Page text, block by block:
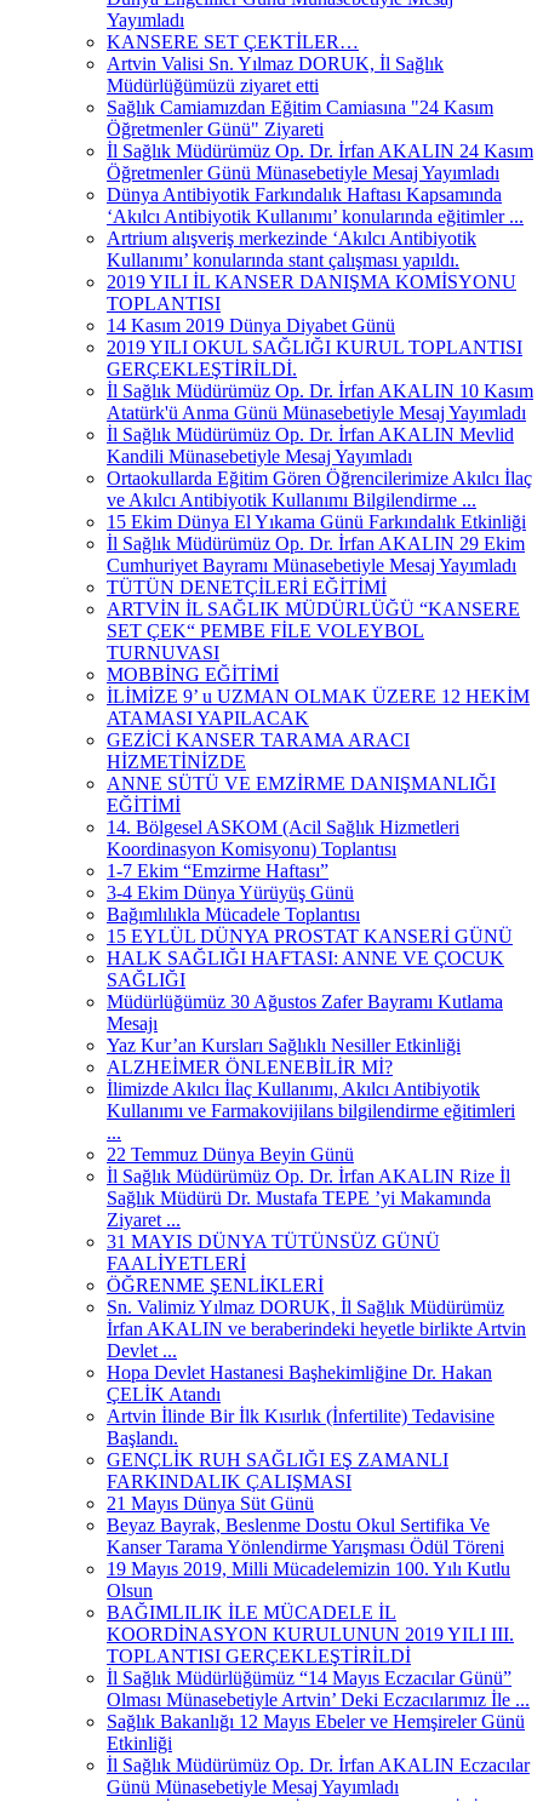
Yayımladı
KANSERE SET ÇEKTİLER…
Artvin Valisi Sn. Yılmaz DORUK, İl Sağlık
Müdürlüğümüzü ziyaret etti
Sağlık Camiamızdan Eğitim Camiasına "24 Kasım
Öğretmenler Günü" Ziyareti
İl Sağlık Müdürümüz Op. Dr. İrfan AKALIN 24 Kasım
Öğretmenler Günü Münasebetiyle Mesaj Yayımladı
Dünya Antibiyotik Farkındalık Haftası Kapsamında
‘Akılcı Antibiyotik Kullanımı’ konularında eğitimler ...
Artrium alışveriş merkezinde ‘Akılcı Antibiyotik
Kullanımı’ konularında stant çalışması yapıldı.
2019 YILI İL KANSER DANIŞMA KOMİSYONU
TOPLANTISI
14 Kasım 2019 Dünya Diyabet Günü
2019 YILI OKUL SAĞLIĞI KURUL TOPLANTISI
GERÇEKLEŞTİRİLDİ.
İl Sağlık Müdürümüz Op. Dr. İrfan AKALIN 10 Kasım
Atatürk'ü Anma Günü Münasebetiyle Mesaj Yayımladı
İl Sağlık Müdürümüz Op. Dr. İrfan AKALIN Mevlid
Kandili Münasebetiyle Mesaj Yayımladı
Ortaokullarda Eğitim Gören Öğrencilerimize Akılcı İlaç
ve Akılcı Antibiyotik Kullanımı Bilgilendirme ...
15 Ekim Dünya El Yıkama Günü Farkındalık Etkinliği
İl Sağlık Müdürümüz Op. Dr. İrfan AKALIN 29 Ekim
Cumhuriyet Bayramı Münasebetiyle Mesaj Yayımladı
TÜTÜN DENETÇİLERİ EĞİTİMİ
ARTVİN İL SAĞLIK MÜDÜRLÜĞÜ “KANSERE
SET ÇEK“ PEMBE FİLE VOLEYBOL
TURNUVASI
MOBBİNG EĞİTİMİ
İLİMİZE 9’ u UZMAN OLMAK ÜZERE 12 HEKİM
ATAMASI YAPILACAK
GEZİCİ KANSER TARAMA ARACI
HİZMETİNİZDE
ANNE SÜTÜ VE EMZİRME DANIŞMANLIĞI
EĞİTİMİ
14. Bölgesel ASKOM (Acil Sağlık Hizmetleri
Koordinasyon Komisyonu) Toplantısı
1-7 Ekim “Emzirme Haftası”
3-4 Ekim Dünya Yürüyüş Günü
Bağımlılıkla Mücadele Toplantısı
15 EYLÜL DÜNYA PROSTAT KANSERİ GÜNÜ
HALK SAĞLIĞI HAFTASI: ANNE VE ÇOCUK
SAĞLIĞI
Müdürlüğümüz 30 Ağustos Zafer Bayramı Kutlama
Mesajı
Yaz Kur’an Kursları Sağlıklı Nesiller Etkinliği
ALZHEİMER ÖNLENEBİLİR Mİ?
İlimizde Akılcı İlaç Kullanımı, Akılcı Antibiyotik
Kullanımı ve Farmakovijilans bilgilendirme eğitimleri
...
22 Temmuz Dünya Beyin Günü
İl Sağlık Müdürümüz Op. Dr. İrfan AKALIN Rize İl
Sağlık Müdürü Dr. Mustafa TEPE ’yi Makamında
Ziyaret ...
31 MAYIS DÜNYA TÜTÜNSÜZ GÜNÜ
FAALİYETLERİ
ÖĞRENME ŞENLİKLERİ
Sn. Valimiz Yılmaz DORUK, İl Sağlık Müdürümüz
İrfan AKALIN ve beraberindeki heyetle birlikte Artvin
Devlet ...
Hopa Devlet Hastanesi Başhekimliğine Dr. Hakan
ÇELİK Atandı
Artvin İlinde Bir İlk Kısırlık (İnfertilite) Tedavisine
Başlandı.
GENÇLİK RUH SAĞLIĞI EŞ ZAMANLI
FARKINDALIK ÇALIŞMASI
21 Mayıs Dünya Süt Günü
Beyaz Bayrak, Beslenme Dostu Okul Sertifika Ve
Kanser Tarama Yönlendirme Yarışması Ödül Töreni
19 Mayıs 2019, Milli Mücadelemizin 100. Yılı Kutlu
Olsun
BAĞIMLILIK İLE MÜCADELE İL
KOORDİNASYON KURULUNUN 2019 YILI III.
TOPLANTISI GERÇEKLEŞTİRİLDİ
İl Sağlık Müdürlüğümüz “14 Mayıs Eczacılar Günü”
Olması Münasebetiyle Artvin’ Deki Eczacılarımız İle ...
Sağlık Bakanlığı 12 Mayıs Ebeler ve Hemşireler Günü
Etkinliği
İl Sağlık Müdürümüz Op. Dr. İrfan AKALIN Eczacılar
Günü Münasebetiyle Mesaj Yayımladı